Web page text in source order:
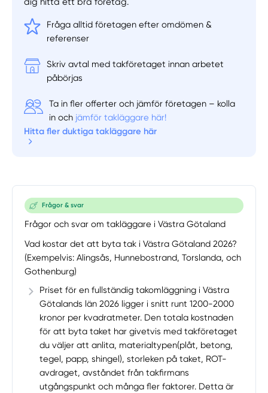
Välj tillvägagångssätt
Fråga alltid företagen efter omdömen &
referenser
Skriv avtal med takföretaget innan arbetet
påbörjas
Ta in fler offerter och jämför företagen – kolla
in och jämför takläggare här!
Hitta fler duktiga takläggare här
Frågor & svar
Frågor och svar om takläggare i Västra Götaland
Vad kostar det att byta tak i Västra Götaland 2026?
(Exempelvis: Alingsås, Hunnebostrand, Torslanda, och
Gothenburg)
Priset för en fullständig takomläggning i Västra
Götalands län 2026 ligger i snitt runt 1200-2000
kronor per kvadratmeter. Den totala kostnaden
för att byta taket har givetvis med takföretaget
du väljer att anlita, materialtypen(plåt, betong,
tegel, papp, shingel), storleken på taket, ROT-
avdraget, avståndet från takfirmans
utgångspunkt och många fler faktorer. Detta är